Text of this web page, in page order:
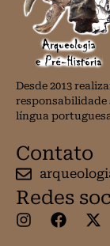
Desde 2013
responsabilidade
língua
Contato
Redes